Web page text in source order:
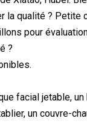
qualité ? Petite
pour
?
facial jetable,
un couvre-